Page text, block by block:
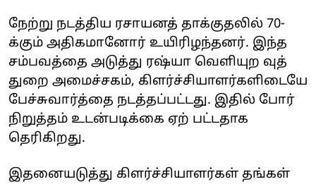
நேற்று நடத்திய ரசாயனத் தாக்குதலில் 70-
க்கும் அதிகமானோர் உயிரிழந்தனர். இந்த
சம்பவத்தை அடுத்து ரஷ்யா வெளியுற வுத்
துறை அமைச்சகம், கிளர்ச்சியாளர்களிடையே
பேச்சுவார்த்தை நடத்தப்பட்டது. இதில் போர்
நிறுத்தம் உடன்படிக்கை ஏற் பட்டதாக
தெரிகிறது.
இதனையடுத்து கிளர்ச்சியாளர்கள் தங்கள்